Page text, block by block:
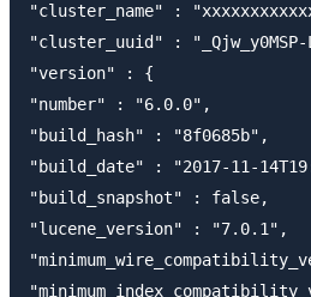
"cluster_name" :
"cluster_uuid" : "_Qjw_y0MSP-
"version" : {
"number" : "6.0.0",
"build_hash" : "8f0685b",
"build_date" : "2017-11-
"build_snapshot" : false,
"lucene_version" : "7.0.1",